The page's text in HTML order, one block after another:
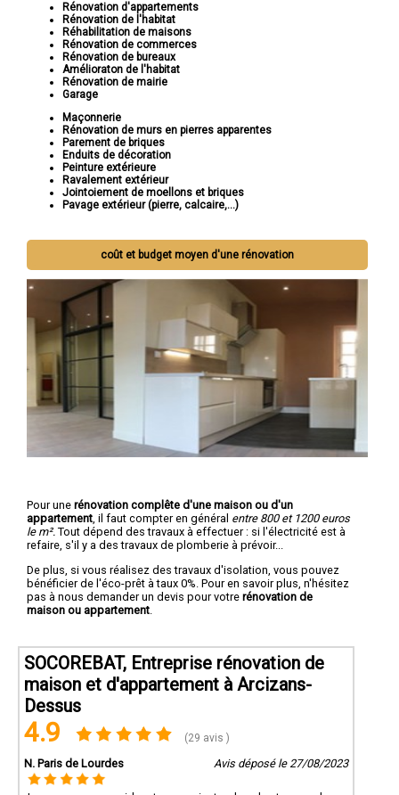
Rénovation d'appartements
Rénovation de l'habitat
Réhabilitation de maisons
Rénovation de commerces
Rénovation de bureaux
Amélioraton de l'habitat
Rénovation de mairie
Garage
Maçonnerie
Rénovation de murs en pierres apparentes
Parement de briques
Enduits de décoration
Peinture extérieure
Ravalement extérieur
Jointoiement de moellons et briques
Pavage extérieur (pierre, calcaire,...)
coût et budget moyen d'une rénovation
Pour une rénovation complête d'une maison ou d'un
appartement , il faut compter en général entre 800 et 1200 euros
le m². Tout dépend des travaux à effectuer : si l'électricité est à
refaire, s'il y a des travaux de plomberie à prévoir...
De plus, si vous réalisez des travaux d'isolation, vous pouvez
bénéficier de l'éco-prêt à taux 0%. Pour en savoir plus, n'hésitez
pas à nous demander un devis pour votre rénovation de
maison ou appartement
SOCOREBAT, Entreprise rénovation de
maison et d'appartement à Arcizans-
Dessus
4.9 (29 avis )
N. Paris de Lourdes Avis déposé le 27/08/2023